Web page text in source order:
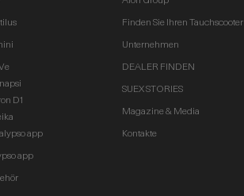
D1
app
app
Finden Sie Ihren Tauchscooter
Unternehmen
DEALER FINDEN
SUEX STORIES
Magazine & Media
Kontakte